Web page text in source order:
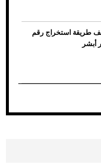
للقميص
طريقة استخراج رقم
أبشر
تعرضه لحادث مروع.. جوشوا
القاضية" (فيديو)